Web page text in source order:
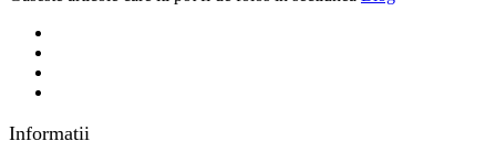
Informatii